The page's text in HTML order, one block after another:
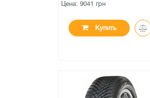
Цена: 9041 грн
Купить
в наличии